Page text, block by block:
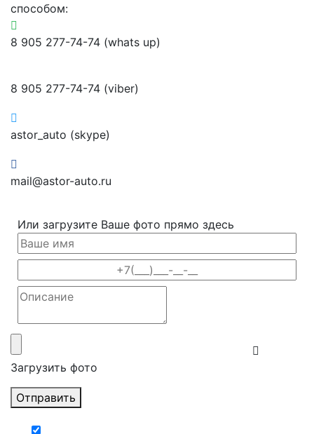
способом:
8 905 277-74-74 (whats up)
8 905 277-74-74 (viber)
astor_auto (skype)
mail@astor-auto.ru
Или загрузите Ваше фото прямо здесь
Загрузить фото
Отправить